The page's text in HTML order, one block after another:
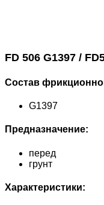
FD 506 G1397 /
Состав
G1397
Предназначение:
перед
грунт
Характеристики: